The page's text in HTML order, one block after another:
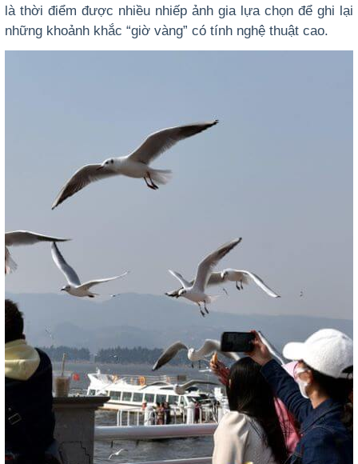
là thời điểm được nhiều nhiếp ảnh gia lựa chọn để ghi lại
những khoảnh khắc “giờ vàng” có tính nghệ thuật cao.